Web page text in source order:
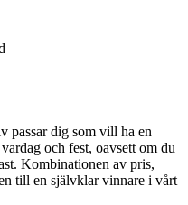
passar dig som vill ha en
och fest, oavsett om du
Kombinationen av pris,
till en självklar vinnare i vårt